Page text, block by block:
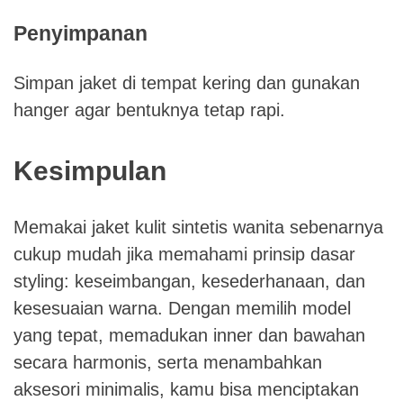
Penyimpanan
Simpan jaket di tempat kering dan gunakan
hanger agar bentuknya tetap rapi.
Kesimpulan
Memakai jaket kulit sintetis wanita sebenarnya
cukup mudah jika memahami prinsip dasar
styling: keseimbangan, kesederhanaan, dan
kesesuaian warna. Dengan memilih model
yang tepat, memadukan inner dan bawahan
secara harmonis, serta menambahkan
aksesori minimalis, kamu bisa menciptakan